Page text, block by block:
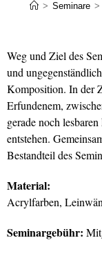
> Seminare >
Weg und Ziel des
und
Komposition. In der
Erfundenem,
gerade noch
entstehen.
Bestandteil des
Material:
Acrylfarben,
Seminargebühr: